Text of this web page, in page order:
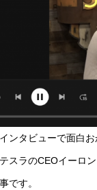
ンタビューで面白
スラのCEOイーロ
です。